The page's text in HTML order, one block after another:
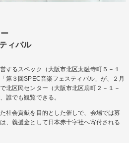
ィバル
するスペック（大阪市北区太融寺町５－１
第３回SPEC音楽フェスティバル」が、２月
北区民センター（大阪市北区扇町２－１－
誰でも観覧できる。
社会貢献を目的とした催しで、会場では募
、義援金として日本赤十字社へ寄付される